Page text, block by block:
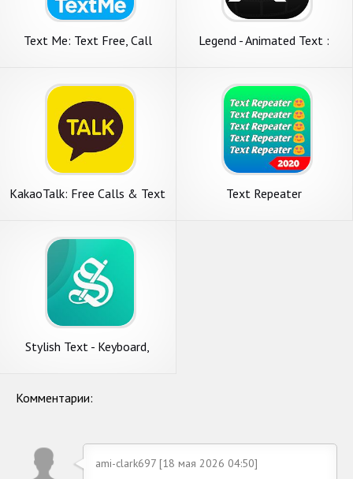
Text Me: Text Free, Call
Legend - Animated Text :
KakaoTalk: Free Calls & Text Text Repeater
Stylish Text - Keyboard,
Комментарии:
ami-clark697 [18 мая 2026 04:50]